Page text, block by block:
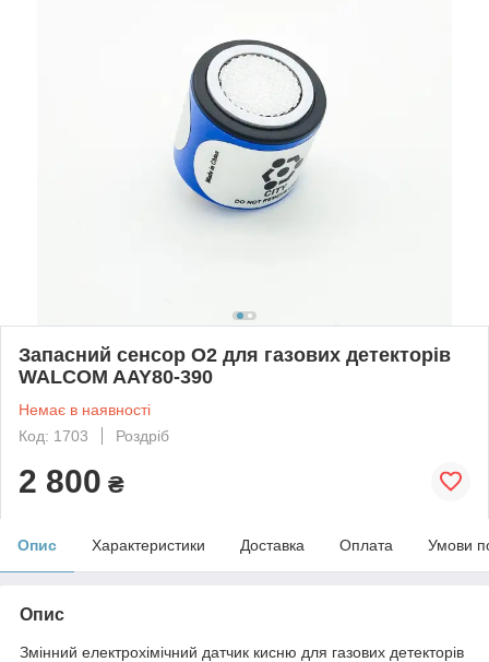
Запасний сенсор O2 для газових детекторів
WALCOM AAY80-390
Немає в наявності
Код: 1703
Роздріб
2 800 ₴
Опис Характеристики Доставка Оплата Умови
Опис
Змінний електрохімічний датчик кисню для газових детекторів